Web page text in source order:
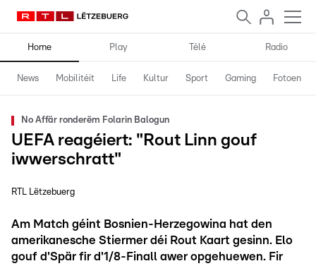
Home Play Télé Radio
News Mobilitéit Life Kultur Sport Gaming Fotoen
No Affär ronderëm Folarin Balogun
UEFA reagéiert: "Rout Linn gouf
iwwerschratt"
RTL Lëtzebuerg
Am Match géint Bosnien-Herzegowina hat den
amerikanesche Stiermer déi Rout Kaart gesinn. Elo
gouf d'Spär fir d'1/8-Finall awer opgehuewen. Fir